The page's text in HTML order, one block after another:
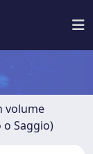
volume
Saggio)